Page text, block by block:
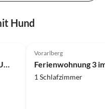
Hund
Ferienwohnung Haus BERGJUWEL
Vorarlberg
1 Schlafzimmer